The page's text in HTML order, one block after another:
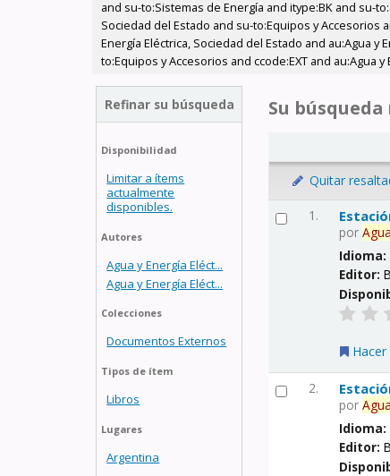
and su-to:Sistemas de Energía and itype:BK and su-
Sociedad del Estado and su-to:Equipos y Accesorios
Energía Eléctrica, Sociedad del Estado and au:Agua
to:Equipos y Accesorios and ccode:EXT and au:Agua
Refinar su búsqueda
Disponibilidad
Limitar a ítems
actualmente
disponibles.
Autores
Agua y Energía Eléct...
Agua y Energía Eléct...
Colecciones
Documentos Externos
Tipos de ítem
Libros
Lugares
Argentina
Su
Quitar
1.
porAgua
Idioma:
Editor:
2.
porAgua
Idioma:
Editor: